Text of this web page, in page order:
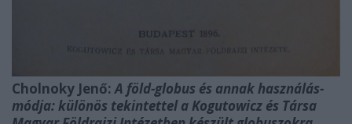
Cholnoky Jenő:A föld-globus és annak használás-
módja: különös tekintettel a Kogutowicz és Társa